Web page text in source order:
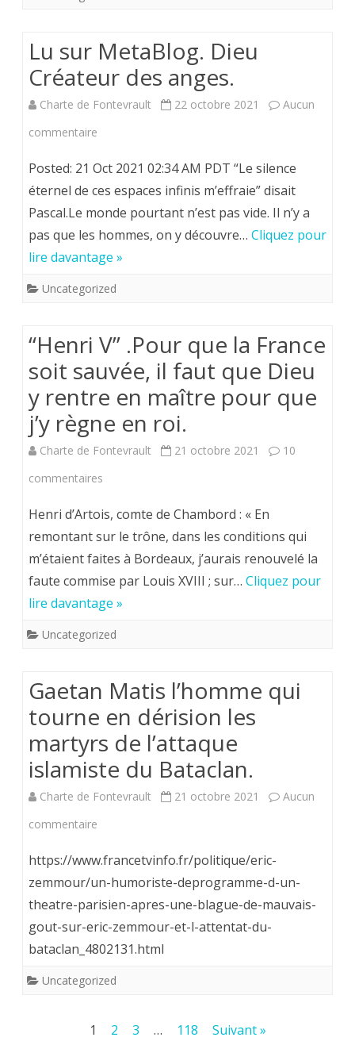
Ier”.
de
l’ami
Charte
de
Alain
Hugon(
*).
Lu sur MetaBlog. Dieu
Créateur des anges.
Charte de Fontevrault 22 octobre 2021
Aucun
commentaire
sur
MetaBlog.
Dieu
Posted: 21 Oct 2021 02:34 AM PDT “Le silence
éternel de ces espaces infinis m’effraie” disait
Pascal.Le monde pourtant n’est pas vide. Il n’y a
pas que les hommes, on y découvre… Cliquez pour
lire davantage »
Uncategorized
“Henri V” .Pour que la France
soit sauvée, il faut que Dieu
y rentre en maître pour que
j’y règne en roi.
Charte de Fontevrault 21 octobre 2021
10
commentaires
V”
.Pour
que
sauvée,
faut
rentre
maître
pour
que
règne
Henri d’Artois, comte de Chambord : « En
remontant sur le trône, dans les conditions qui
m’étaient faites à Bordeaux, j’aurais renouvelé la
faute commise par Louis XVIII ; sur… Cliquez pour
lire davantage »
Uncategorized
Gaetan Matis l’homme qui
tourne en dérision les
martyrs de l’attaque
islamiste du Bataclan.
Charte de Fontevrault 21 octobre 2021
Aucun
commentaire
Matis
l’homme
qui
https://www.francetvinfo.fr/politique/eric-
zemmour/un-humoriste-deprogramme-d-un-
theatre-parisien-apres-une-blague-de-mauvais-
gout-sur-eric-zemmour-et-l-attentat-du-
bataclan_4802131.html
Uncategorized
Pagination1 2 3 … 118 Suivant »